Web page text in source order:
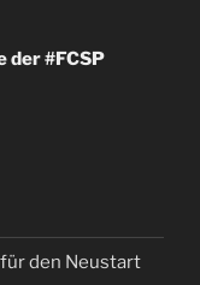
der #FCSP
den Neustart